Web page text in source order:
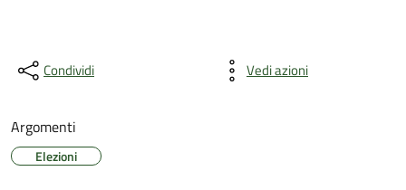
Condividi Vedi azioni
Argomenti
Elezioni